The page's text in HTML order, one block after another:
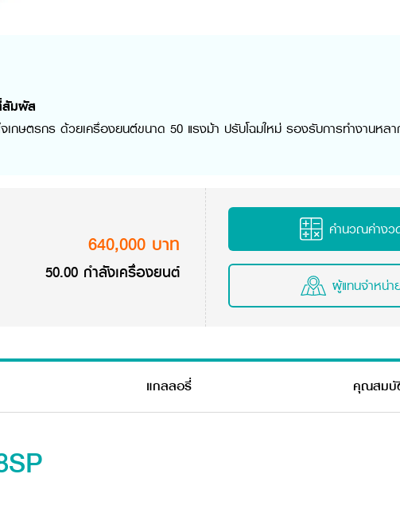
สัมผัส
เกษตรกร ด้วยเครื่องยนต์ขนาด 50 แรงม้า ปรับโฉมใหม่ รองรับการทำงานหล
640,000 บาท
50.00 กำลังเครื่องยนต์
คำนวณค่างว
ผู้แทนจำหน่า
แกลลอรี่ คุณสมบั